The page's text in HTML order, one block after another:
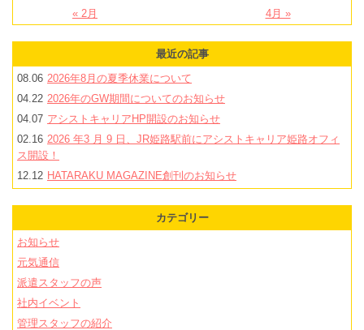
« 2月 4月 »
最近の記事
08.06 2026年8月の夏季休業について
04.22 2026年のGW期間についてのお知らせ
04.07 アシストキャリアHP開設のお知らせ
02.16 2026 年3 月 9 日、JR姫路駅前にアシストキャリア姫路オフィ
ス開設！
12.12 HATARAKU MAGAZINE創刊のお知らせ
カテゴリー
お知らせ
元気通信
派遣スタッフの声
社内イベント
管理スタッフの紹介